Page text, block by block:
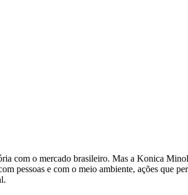
com o mercado brasileiro. Mas a Konica
pessoas e com o meio ambiente, ações que